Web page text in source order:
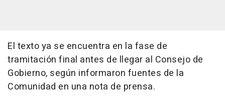
El texto ya se encuentra en la fase de
tramitación final antes de llegar al Consejo de
Gobierno, según informaron fuentes de la
Comunidad en una nota de prensa.